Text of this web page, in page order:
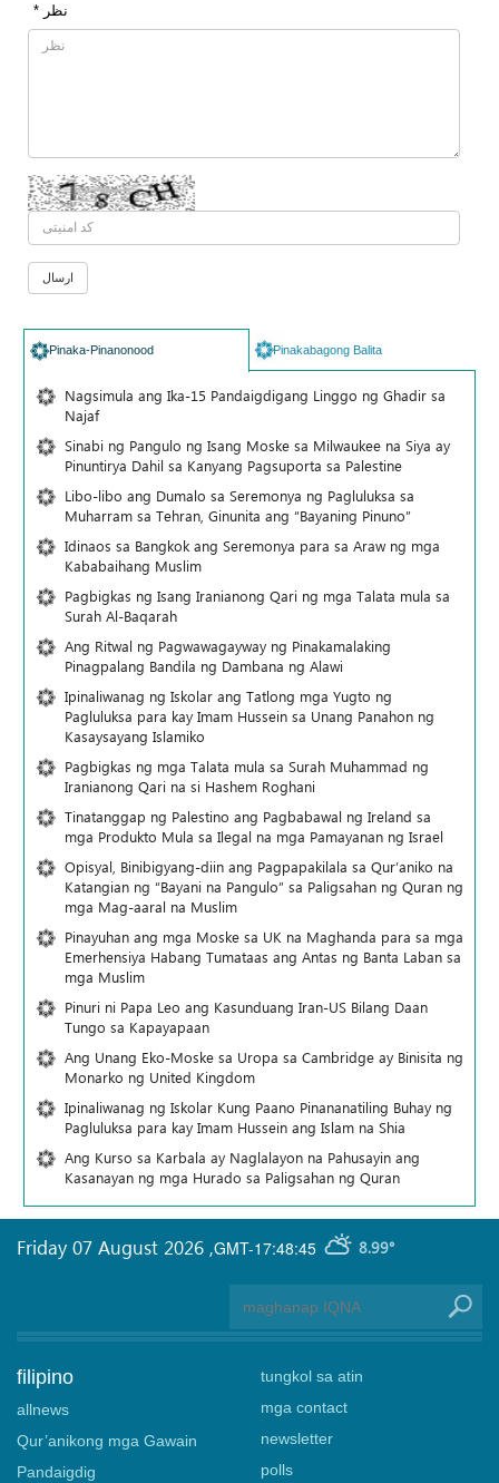
* نظر
Pinaka-Pinanonood Pinakabagong Balita
Nagsimula ang Ika-15 Pandaigdigang Linggo ng Ghadir sa
Najaf
Sinabi ng Pangulo ng Isang Moske sa Milwaukee na Siya ay
Pinuntirya Dahil sa Kanyang Pagsuporta sa Palestine
Libo-libo ang Dumalo sa Seremonya ng Pagluluksa sa
Muharram sa Tehran, Ginunita ang “Bayaning Pinuno”
Idinaos sa Bangkok ang Seremonya para sa Araw ng mga
Kababaihang Muslim
Pagbigkas ng Isang Iranianong Qari ng mga Talata mula sa
Surah Al-Baqarah
Ang Ritwal ng Pagwawagayway ng Pinakamalaking
Pinagpalang Bandila ng Dambana ng Alawi
Ipinaliwanag ng Iskolar ang Tatlong mga Yugto ng
Pagluluksa para kay Imam Hussein sa Unang Panahon ng
Kasaysayang Islamiko
Pagbigkas ng mga Talata mula sa Surah Muhammad ng
Iranianong Qari na si Hashem Roghani
Tinatanggap ng Palestino ang Pagbabawal ng Ireland sa
mga Produkto Mula sa Ilegal na mga Pamayanan ng Israel
Opisyal, Binibigyang-diin ang Pagpapakilala sa Qur’aniko na
Katangian ng “Bayani na Pangulo” sa Paligsahan ng Quran ng
mga Mag-aaral na Muslim
Pinayuhan ang mga Moske sa UK na Maghanda para sa mga
Emerhensiya Habang Tumataas ang Antas ng Banta Laban sa
mga Muslim
Pinuri ni Papa Leo ang Kasunduang Iran-US Bilang Daan
Tungo sa Kapayapaan
Ang Unang Eko-Moske sa Uropa sa Cambridge ay Binisita ng
Monarko ng United Kingdom
Ipinaliwanag ng Iskolar Kung Paano Pinananatiling Buhay ng
Pagluluksa para kay Imam Hussein ang Islam na Shia
Ang Kurso sa Karbala ay Naglalayon na Pahusayin ang
Kasanayan ng mga Hurado sa Paligsahan ng Quran
GMT-17:48:45 8.99°
Friday 07 August 2026 ,
filipino
allnews
Qur’anikong mga Gawain
Pandaigdig
tungkol sa atin
mga contact
newsletter
polls